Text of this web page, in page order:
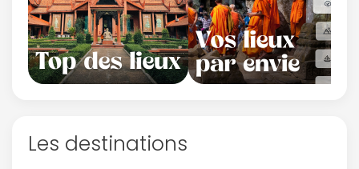
Les destinations